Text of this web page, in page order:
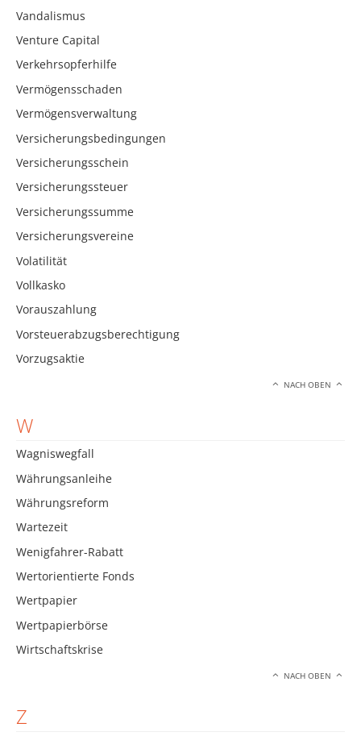
Vandalismus
Venture Capital
Verkehrsopferhilfe
Vermögensschaden
Vermögensverwaltung
Versicherungsbedingungen
Versicherungsschein
Versicherungssteuer
Versicherungssumme
Versicherungsvereine
Volatilität
Vollkasko
Vorauszahlung
Vorsteuerabzugsberechtigung
Vorzugsaktie
NACH OBEN
W
Wagniswegfall
Währungsanleihe
Währungsreform
Wartezeit
Wenigfahrer-Rabatt
Wertorientierte Fonds
Wertpapier
Wertpapierbörse
Wirtschaftskrise
NACH OBEN
Z